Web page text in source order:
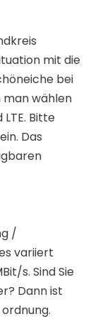
mit die
bei
man wählen
LTE. Bitte
Das
/
variiert
s. Sind Sie
Dann ist